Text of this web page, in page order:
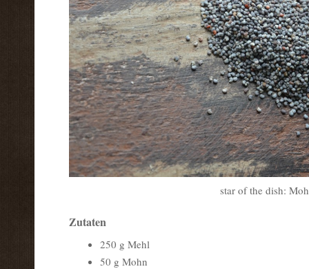
star of the dish:
Zutaten
250 g Mehl
50 g Mohn